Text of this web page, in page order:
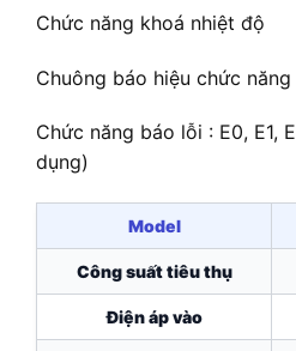
Chức năng khoá nhiệt độ
Chuông báo hiệu chức
Chức năng báo lỗi : E0, E1,
dụng)
Model
Công suất tiêu thụ
Điện áp vào